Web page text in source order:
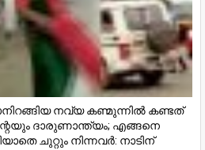
നവ്യ കണ്മുന്നിൽ കണ്ടത്
ദാരുണാന്ത്യം; എങ്ങനെ
ചുറ്റും നിന്നവർ: നാടിന്